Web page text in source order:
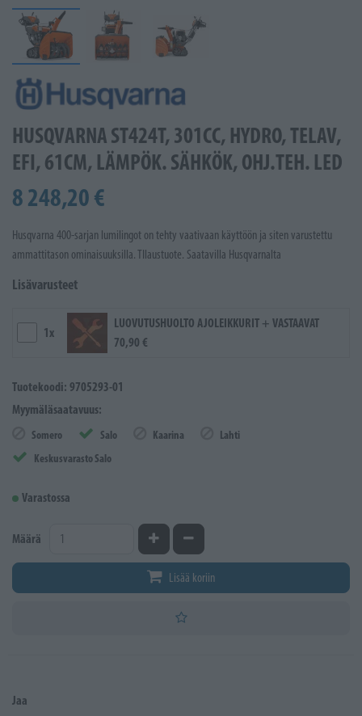
HUSQVARNA ST424T, 301CC, HYDRO, TELAV,
EFI, 61CM, LÄMPÖK. SÄHKÖK, OHJ.TEH. LED
8 248,20 €
Husqvarna 400-sarjan lumilingot on tehty vaativaan käyttöön ja siten varustettu
ammattitason ominaisuuksilla. TIlaustuote. Saatavilla Husqvarnalta
Lisävarusteet
1x
LUOVUTUSHUOLTO AJOLEIKKURIT + VASTAAVAT
70,90 €
Tuotekoodi: 9705293-01
Myymäläsaatavuus:
Somero Salo Kaarina
Lahti
Keskusvarasto Salo
Varastossa
Määrä Kasvata määrääVähennä määrää
Lisää koriin
Jaa